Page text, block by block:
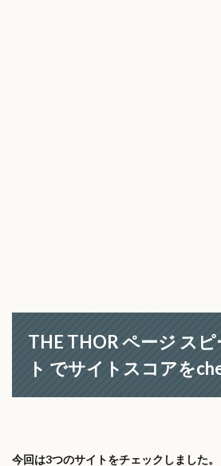
THE THOR ページ ス
ト でサイトスコアを
今回は3つのサイトをチェックしました。